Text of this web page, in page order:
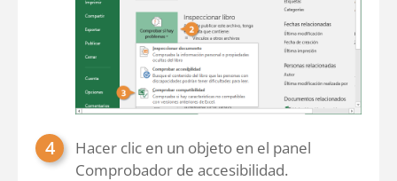
Hacer clic en un objeto en el panel
Comprobador de accesibilidad.